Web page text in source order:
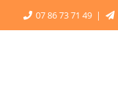
07 86 73 71 49